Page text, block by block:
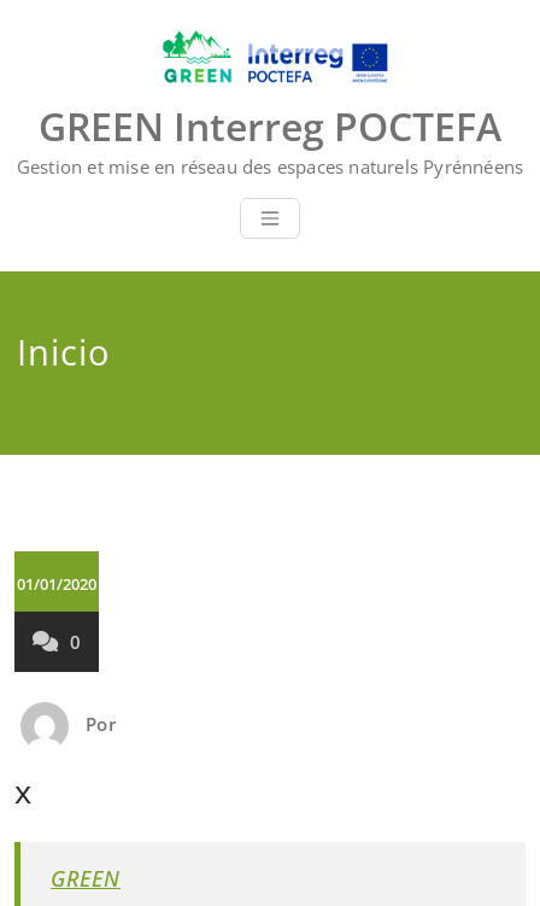
GREEN Interreg POCTEFA
Gestion et mise en réseau des espaces naturels Pyrénnéens
Inicio
01/01/2020
0
Por
x
GREEN